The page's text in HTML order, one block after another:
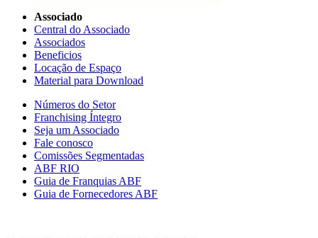
Associado
Central do Associado
Associados
Beneficios
Locação de Espaço
Material para Download
Números do Setor
Franchising Íntegro
Seja um Associado
Fale conosco
Comissões Segmentadas
ABF RIO
Guia de Franquias ABF
Guia de Fornecedores ABF